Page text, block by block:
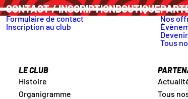
CONTACT / INSCRIPTION
Formulaire de contact
Inscription au club
BOUTIQUE
Nos
Tous
LE CLUB
Histoire
Organigramme
Tous